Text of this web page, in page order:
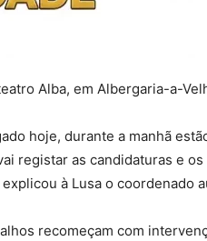
Alba, em Albergaria-a-
hoje, durante a manhã
registar as candidaturas e
à Lusa o coordenado
recomeçam com